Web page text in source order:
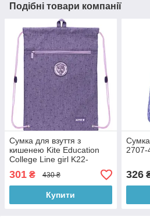
Подібні товари компанії
Сумка для взуття з
кишенею Kite Education
College Line girl K22-
601M-1
301 ₴ 430 ₴
Купити
2707-
326